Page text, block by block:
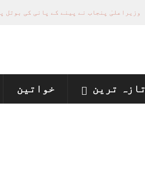
وزیراعلیٰ پنجاب نے پینے کے پانی کی بوتل
جھگڑے پر بیٹے نے لوہے کی راڈ سے بوڑھی
تازہ ترین خواتین